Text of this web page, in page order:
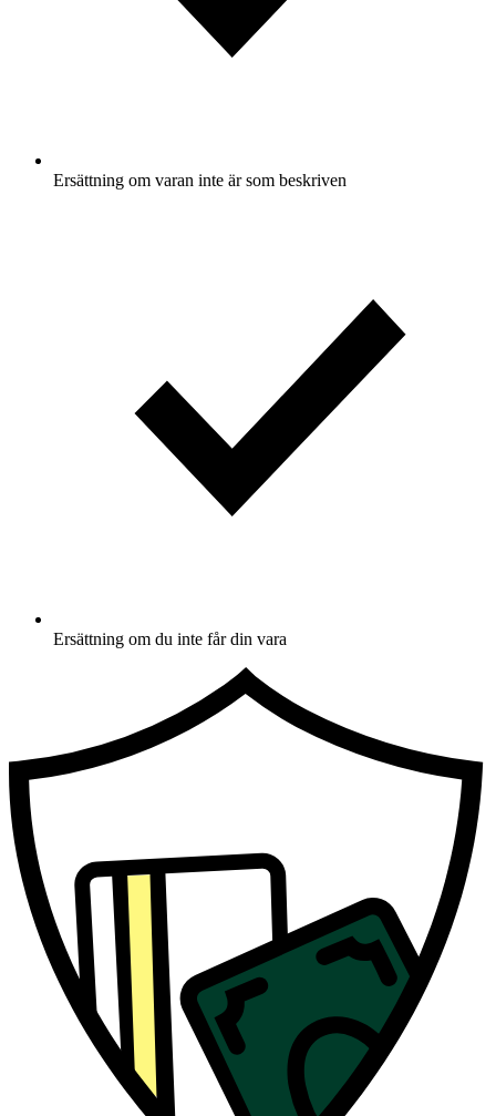
Ersättning om varan inte är som beskriven
Ersättning om du inte får din vara